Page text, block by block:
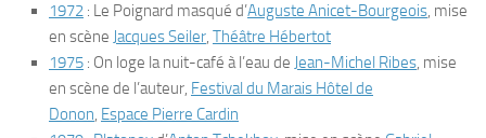
1972 : Le Poignard masqué d’Auguste Anicet-Bourgeois, mise
en scène Jacques Seiler, Théâtre Hébertot
1975 : On loge la nuit-café à l’eau de Jean-Michel Ribes, mise
en scène de l’auteur, Festival du Marais Hôtel de
Donon, Espace Pierre Cardin